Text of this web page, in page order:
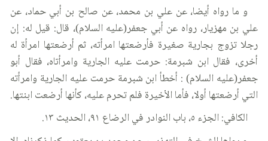
و ما رواه أيضا، عن علي بن محمد، عن صالح بن أبي حماد، عن
علي بن مهزيار، رواه عن أبي جعفر(عليه السلام)، قال: قيل له: إن
رجلا تزوج بجارية صغيرة فأرضعتها امرأته، ثم أرضعتها امرأة له
أخرى، فقال ابن شبرمة: حرمت عليه الجارية وامرأتاه، فقال أبو
جعفر(عليه السلام) : أخطأ ابن شبرمة حرمت عليه الجارية وامرأته
التي أرضعتها أولا، فأما الأخيرة فلم تحرم عليه، كأنها أرضعت ابنتها.
الكافي: الجزء ٥، باب النوادر في الرضاع ٩١، الحديث ١٣.